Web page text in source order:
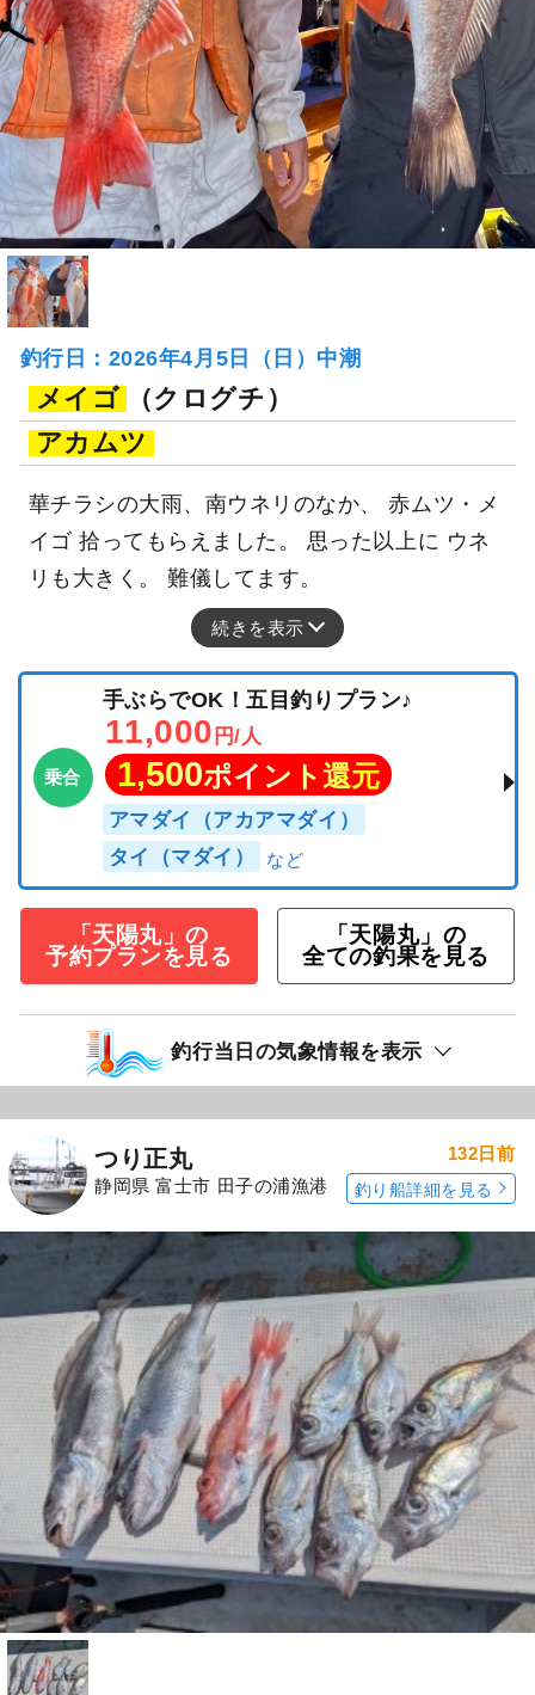
釣行日：2026年4月5日（日）中潮
メイゴ
（クログチ）
アカムツ
華チラシの大雨、南ウネリのなか、 赤ムツ・メ
イゴ 拾ってもらえました。 思った以上に ウネ
リも大きく。 難儀してます。
続きを表示
乗合
手ぶらでOK！五目釣りプラン♪
11,000 円/人
1,500ポイント還元
アマダイ（アカアマダイ）
タイ（マダイ）
「天陽丸」の
予約プランを見る
「天陽丸」の
全ての釣果を見る
釣行当日の気象情報を表示
つり正丸
静岡県 富士市 田子の浦漁港
132日前
釣り船詳細を見る